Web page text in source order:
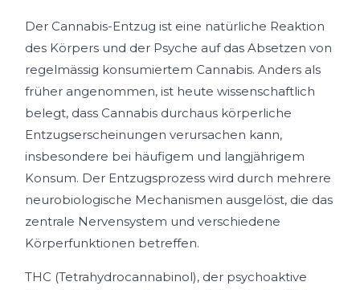
Der Cannabis-Entzug ist eine natürliche Reaktion
des Körpers und der Psyche auf das Absetzen von
regelmässig konsumiertem Cannabis. Anders als
früher angenommen, ist heute wissenschaftlich
belegt, dass Cannabis durchaus körperliche
Entzugserscheinungen verursachen kann,
insbesondere bei häufigem und langjährigem
Konsum. Der Entzugsprozess wird durch mehrere
neurobiologische Mechanismen ausgelöst, die das
zentrale Nervensystem und verschiedene
Körperfunktionen betreffen.
THC (Tetrahydrocannabinol), der psychoaktive